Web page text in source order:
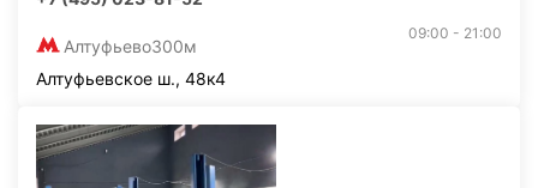
Алтуфьево300м
09:00 - 21:00
Алтуфьевское ш., 48к4